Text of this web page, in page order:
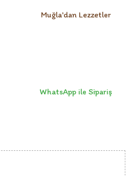
Muğla'dan Lezzetler
WhatsApp ile Sipariş